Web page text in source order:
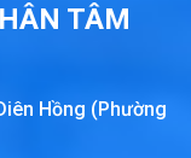
TÂM
Hồng (Phường